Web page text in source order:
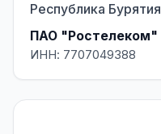
Республика Бурятия
ПАО "Ростелеком"
ИНН: 7707049388